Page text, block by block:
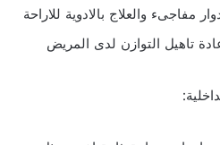
مفاجىء والعلاج بالادوية للاراحة
تاهيل التوازن لدى المريض